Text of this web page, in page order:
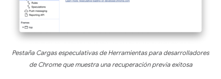
Pestaña Cargas especulativas de Herramientas para desarrolladores
de Chrome que muestra una recuperación previa exitosa